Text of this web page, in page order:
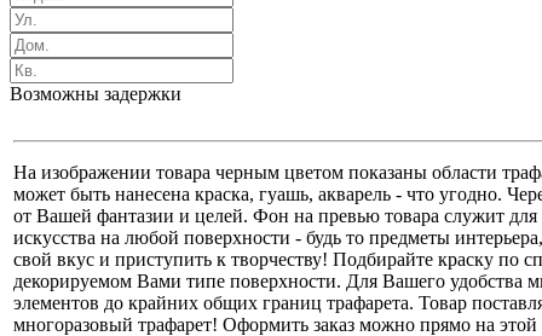
Возможны задержки
На изображении товара черным цветом показаны области
может быть нанесена краска, гуашь, акварель - что угодно.
от Вашей фантазии и целей. Фон на превью товара служит
искусства на любой поверхности - будь то предметы
свой вкус и приступить к творчеству! Подбирайте краску по
декорируемом Вами типе поверхности. Для Вашего удобства
элементов до крайних общих границ трафарета. Товар
многоразовый трафарет! Оформить заказ можно прямо на этой